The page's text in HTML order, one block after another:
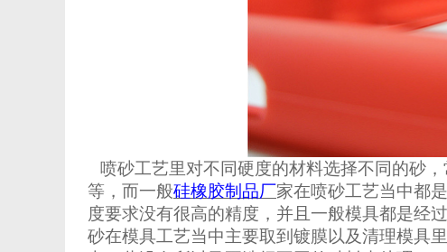
喷砂工艺里对不同硬度的材料选择不同的砂
等，而一般硅橡胶制品厂家在喷砂工艺当中都
度要求没有很高的精度，并且一般模具都是经
砂在模具工艺当中主要取到镀膜以及清理模具